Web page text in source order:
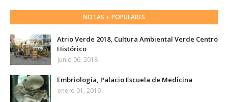
NOTAS + POPULARES
Atrio Verde 2018, Cultura Ambiental Verde Centro
Histórico
junio 06, 2018
Embriologia, Palacio Escuela de Medicina
enero 01, 2019